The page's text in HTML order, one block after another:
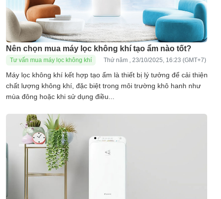
Nên chọn mua máy lọc không khí tạo ẩm nào tốt?
Tư vấn mua máy lọc không khí Thứ năm , 23/10/2025, 16:23 (GMT+7)
Máy lọc không khí kết hợp tạo ẩm là thiết bị lý tưởng để cải thiện
chất lượng không khí, đặc biệt trong môi trường khô hanh như
mùa đông hoặc khi sử dụng điều...